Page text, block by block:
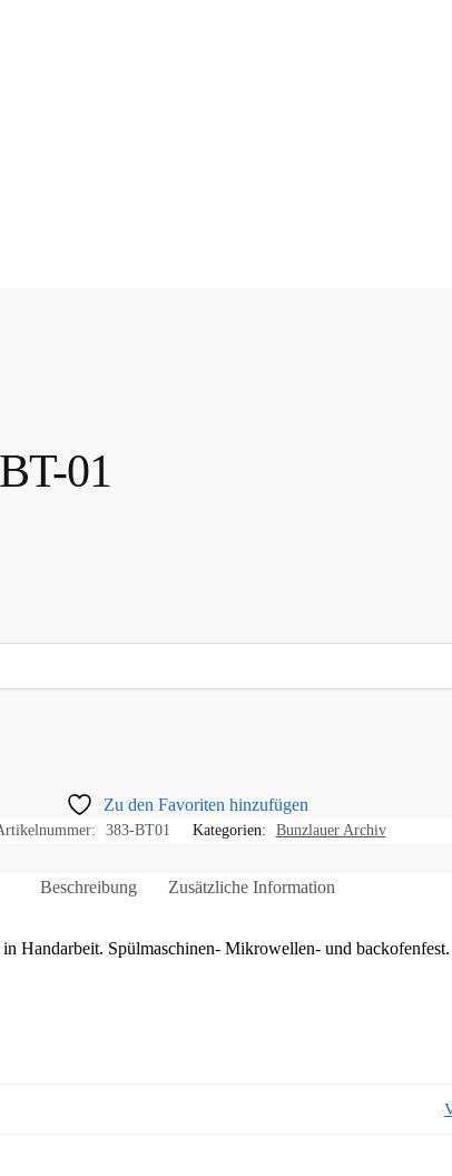
01
Zu den Favoriten hinzufügen
383-BT01 Kategorien: Bunzlauer Archiv
Beschreibung Zusätzliche Information
Handarbeit. Spülmaschinen- Mikrowellen- und